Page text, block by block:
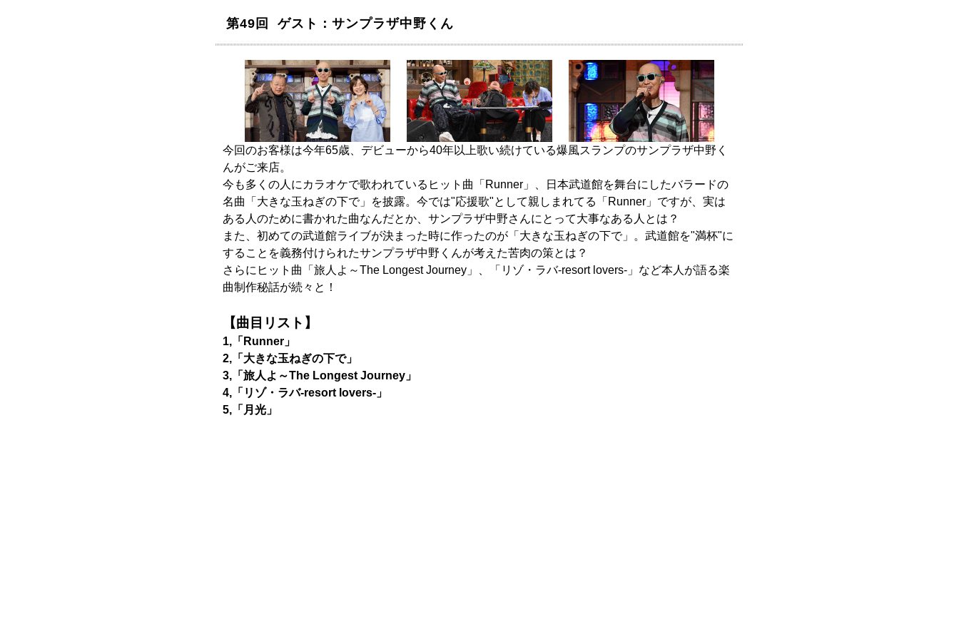
第49回 ゲスト：サンプラザ中野くん
今回のお客様は今年65歳、デビューから40年以上歌い続けている爆風スランプのサンプラザ中野く
んがご来店。
今も多くの人にカラオケで歌われているヒット曲「Runner」、日本武道館を舞台にしたバラードの
名曲「大きな玉ねぎの下で」を披露。今では"応援歌"として親しまれてる「Runner」ですが、実は
ある人のために書かれた曲なんだとか、サンプラザ中野さんにとって大事なある人とは？
また、初めての武道館ライブが決まった時に作ったのが「大きな玉ねぎの下で」。武道館を"満杯"に
することを義務付けられたサンプラザ中野くんが考えた苦肉の策とは？
さらにヒット曲「旅人よ～The Longest Journey」、「リゾ・ラバ-resort lovers-」など本人が語る楽
曲制作秘話が続々と！
【曲目リスト】
1,「Runner」
2,「大きな玉ねぎの下で」
3,「旅人よ～The Longest Journey」
4,「リゾ・ラバ-resort lovers-」
5,「月光」